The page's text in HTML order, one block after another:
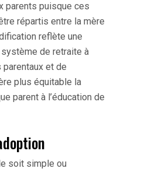
parents puisque ces
répartis entre la mère
reflète une
de retraite à
parentaux et de
plus équitable la
parent à l’éducation de
soit simple ou